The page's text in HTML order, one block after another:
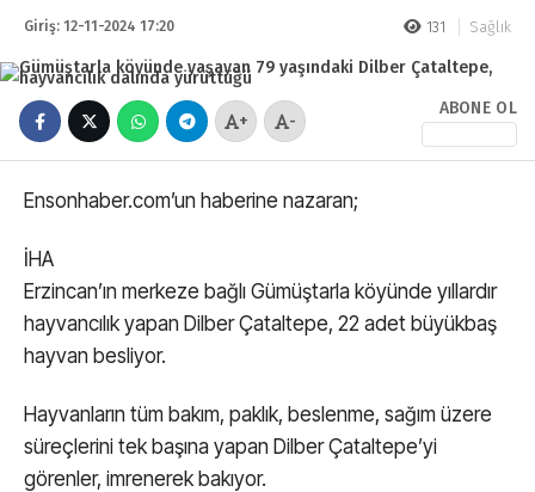
Giriş: 12-11-2024 17:20 131 Sağlık
+ -
ABONE OL
Ensonhaber.com’un haberine nazaran;
İHA
Erzincan’ın merkeze bağlı Gümüştarla köyünde yıllardır
hayvancılık yapan Dilber Çataltepe, 22 adet büyükbaş
hayvan besliyor.
Hayvanların tüm bakım, paklık, beslenme, sağım üzere
süreçlerini tek başına yapan Dilber Çataltepe’yi
görenler, imrenerek bakıyor.